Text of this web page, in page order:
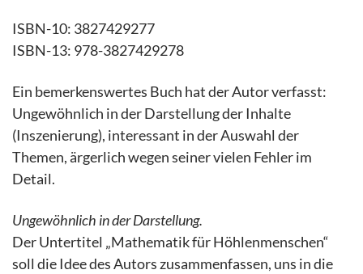
ISBN-10: 3827429277
ISBN-13: 978-3827429278
Ein bemerkenswertes Buch hat der Autor verfasst:
Ungewöhnlich in der Darstellung der Inhalte
(Inszenierung), interessant in der Auswahl der
Themen, ärgerlich wegen seiner vielen Fehler im
Detail.
Ungewöhnlich in der Darstellung.
Der Untertitel „Mathematik für Höhlenmenschen“
soll die Idee des Autors zusammenfassen, uns in die